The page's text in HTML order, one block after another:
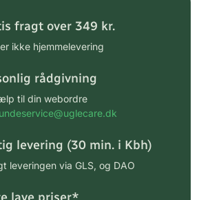
fragt over 349 kr.
ikke hjemmelevering
rådgivning
til din webordre
levering (30 min. i Kbh)
leveringen via GLS, og DAO